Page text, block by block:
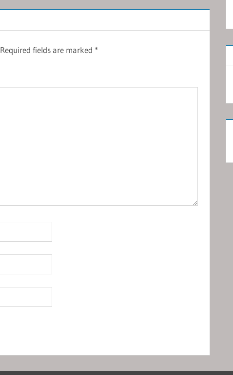
Required fields are marked *